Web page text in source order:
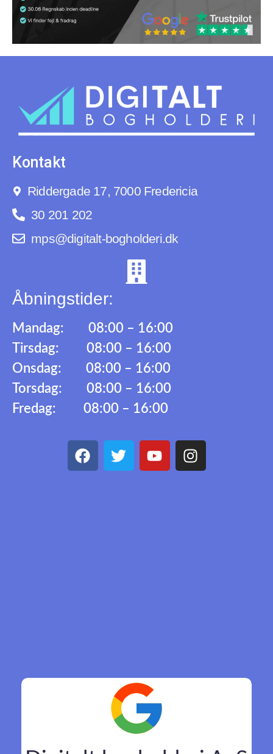
Kontakt
Riddergade 17, 7000 Fredericia
30 201 202
mps@digitalt-bogholderi.dk
Åbningstider:
Mandag: 08:00 – 16:00
Tirsdag: 08:00 – 16:00
Onsdag: 08:00 – 16:00
Torsdag: 08:00 – 16:00
Fredag: 08:00 – 16:00